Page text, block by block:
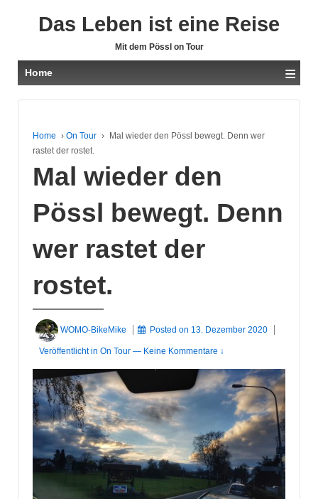
Das Leben ist eine Reise
Mit dem Pössl on Tour
Home ≡
Home › On Tour ›
Mal wieder den Pössl bewegt. Denn wer
rastet der rostet.
Mal wieder den
Pössl bewegt. Denn
wer rastet der
rostet.
WOMO-BikeMike Posted on 13. Dezember 2020
Veröffentlicht in On Tour — Keine Kommentare ↓